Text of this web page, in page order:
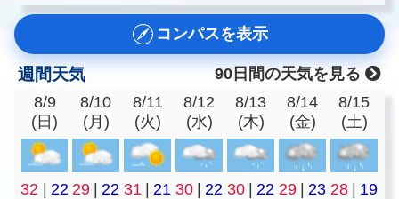
コンパスを表示
週間天気
90日間の天気を見る
8/9
(日)
8/10
(月)
8/11
(火)
8/12
(水)
8/13
(木)
8/14
(金)
8/15
(土)
32 | 22 29 | 22 31 | 21 30 | 22 30 | 22 29 | 23 28 | 19